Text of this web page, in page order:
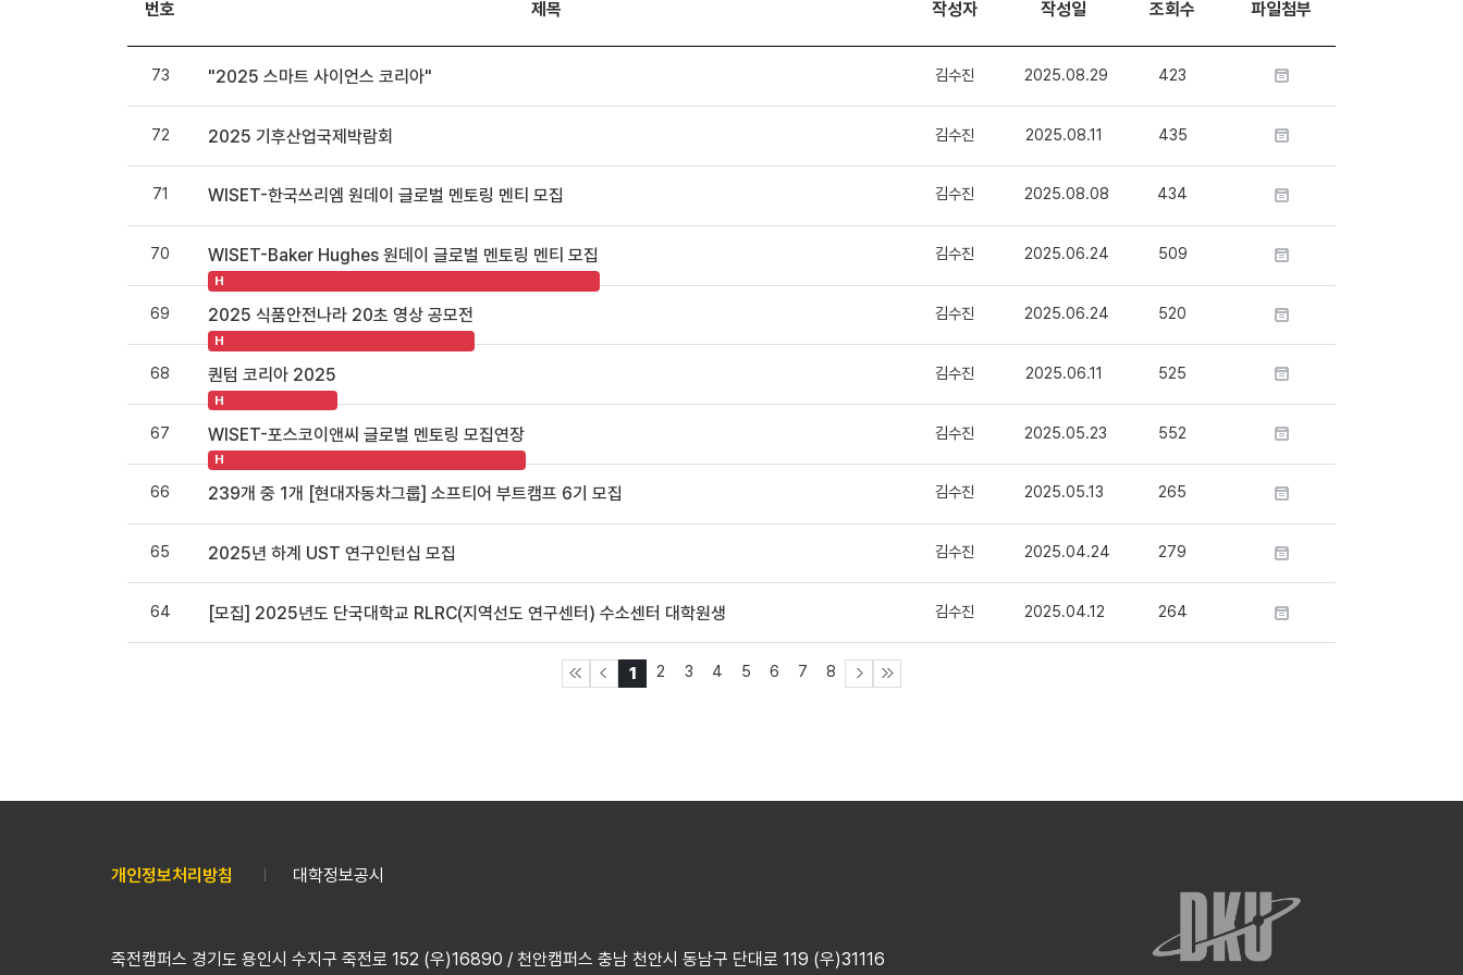
번호 제목 작성자 작성일 조회수 파일첨부
73 "2025 스마트 사이언스 코리아" 김수진 2025.08.29 423
72 2025 기후산업국제박람회 김수진 2025.08.11 435
71 WISET-한국쓰리엠 원데이 글로벌 멘토링 멘티 모집 김수진 2025.08.08 434
70 WISET-Baker Hughes 원데이 글로벌 멘토링 멘티 모집
H
김수진 2025.06.24 509
69 2025 식품안전나라 20초 영상 공모전
H
김수진 2025.06.24 520
68 퀀텀 코리아 2025
H
김수진 2025.06.11 525
67 WISET-포스코이앤씨 글로벌 멘토링 모집연장
H
김수진 2025.05.23 552
66 239개 중 1개 [현대자동차그룹] 소프티어 부트캠프 6기 모집 김수진 2025.05.13 265
65 2025년 하계 UST 연구인턴십 모집 김수진 2025.04.24 279
64 [모집] 2025년도 단국대학교 RLRC(지역선도 연구센터) 수소센터 대학원생 김수진 2025.04.12 264
1 2 3 4 5 6 7 8
개인정보처리방침 대학정보공시
죽전캠퍼스 경기도 용인시 수지구 죽전로 152 (우)16890 / 천안캠퍼스 충남 천안시 동남구 단대로 119 (우)31116